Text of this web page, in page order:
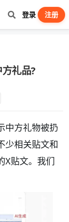
登录 注册
礼品?
中方礼物被扔
少相关贴文和
X贴文。我们